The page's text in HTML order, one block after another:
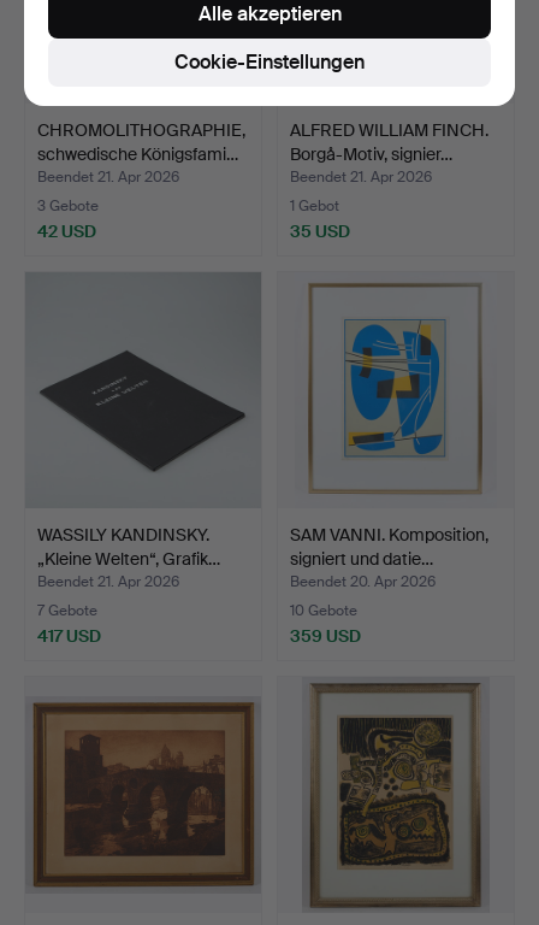
CHROMOLITHOGRAPHIE,
schwedische Königsfami…
Beendet 21. Apr 2026
3 Gebote
42 USD
ALFRED WILLIAM FINCH.
Borgå-Motiv, signier…
Beendet 21. Apr 2026
1 Gebot
35 USD
WASSILY KANDINSKY.
„Kleine Welten“, Grafik…
Beendet 21. Apr 2026
7 Gebote
417 USD
SAM VANNI. Komposition,
signiert und datie…
Beendet 20. Apr 2026
10 Gebote
359 USD
Cookie-Einstellungen
Alle akzeptieren